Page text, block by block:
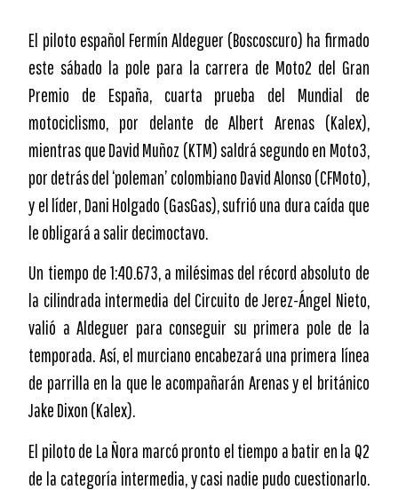
El piloto español Fermín Aldeguer (Boscoscuro) ha firmado
este sábado la pole para la carrera de Moto2 del Gran
Premio de España, cuarta prueba del Mundial de
motociclismo, por delante de Albert Arenas (Kalex),
mientras que David Muñoz (KTM) saldrá segundo en Moto3,
por detrás del ‘poleman’ colombiano David Alonso (CFMoto),
y el líder, Dani Holgado (GasGas), sufrió una dura caída que
le obligará a salir decimoctavo.
Un tiempo de 1:40.673, a milésimas del récord absoluto de
la cilindrada intermedia del Circuito de Jerez-Ángel Nieto,
valió a Aldeguer para conseguir su primera pole de la
temporada. Así, el murciano encabezará una primera línea
de parrilla en la que le acompañarán Arenas y el británico
Jake Dixon (Kalex).
El piloto de La Ñora marcó pronto el tiempo a batir en la Q2
de la categoría intermedia, y casi nadie pudo cuestionarlo.